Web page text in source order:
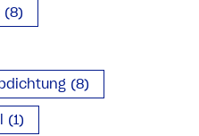
(8)
(8)
(1)